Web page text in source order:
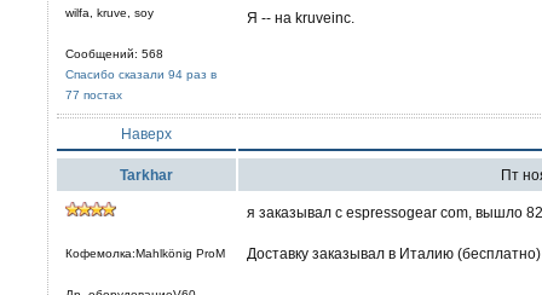
wilfa, kruve, soy
Сообщений: 568
Спасибо сказали 94 раз в
77 постах
Я -- на kruveinc.
Наверх
Tarkhar Пт
Кофемолка:Mahlkönig ProM
я заказывал с espressogear com, вышло
Доставку заказывал в Италию